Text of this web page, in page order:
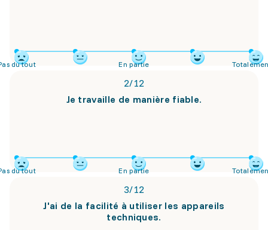
du tout En partie
2/12
Je travaille de manière fiable.
du tout En partie
3/12
J'ai de la facilité à utiliser les appareils
techniques.